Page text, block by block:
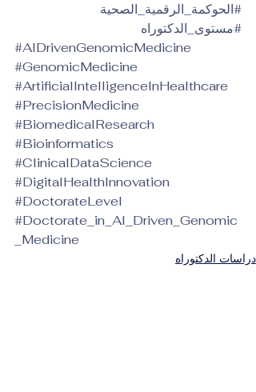
#الحوكمة_الرقمية_الصحية
#مستوى_الدكتوراه
#AIDrivenGenomicMedicine
#GenomicMedicine
#ArtificialIntelligenceInHealthcare
#PrecisionMedicine
#BiomedicalResearch
#Bioinformatics
#ClinicalDataScience
#DigitalHealthInnovation
#DoctorateLevel
#Doctorate_in_AI_Driven_Genomic
_Medicine
دراسات الدكتوراه